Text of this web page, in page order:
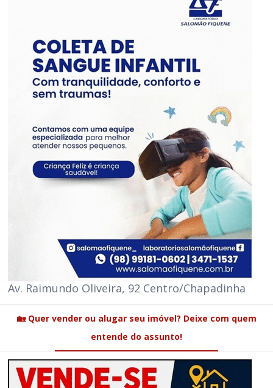
Av. Raimundo Oliveira, 92 Centro/Chapadinha
🏡 Quer vender ou alugar seu imóvel? Deixe com quem
entende do assunto!